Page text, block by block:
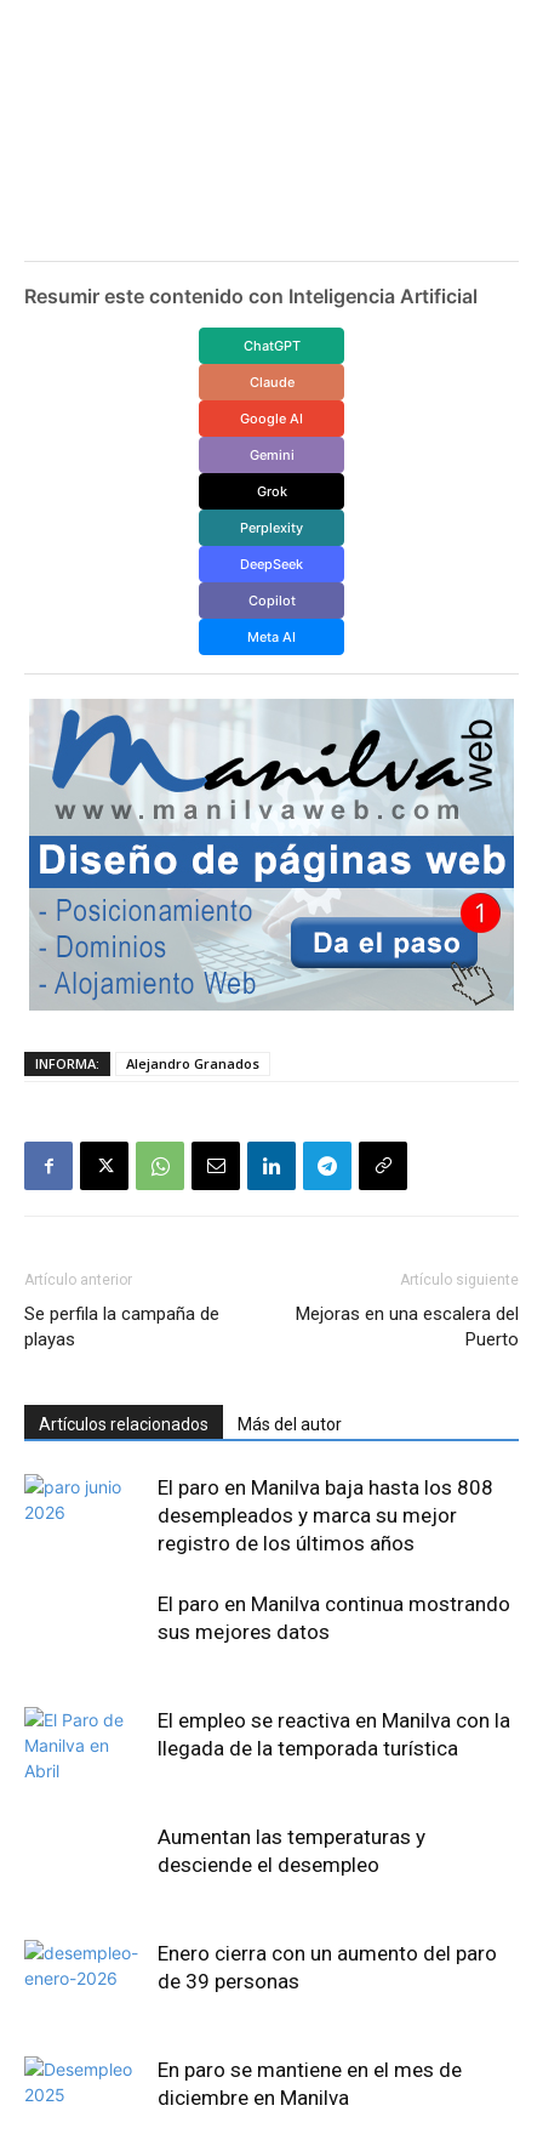
Resumir este contenido con Inteligencia Artificial
ChatGPT
Claude
Google AI
Gemini
Grok
Perplexity
DeepSeek
Copilot
Meta AI
INFORMA: Alejandro Granados
Artículo anterior
Se perfila la campaña de
playas
Artículo siguiente
Mejoras en una escalera del
Puerto
Artículos relacionados Más del autor
El paro en Manilva baja hasta los 808
desempleados y marca su mejor
registro de los últimos años
El paro en Manilva continua mostrando
sus mejores datos
El empleo se reactiva en Manilva con la
llegada de la temporada turística
Aumentan las temperaturas y
desciende el desempleo
Enero cierra con un aumento del paro
de 39 personas
En paro se mantiene en el mes de
diciembre en Manilva